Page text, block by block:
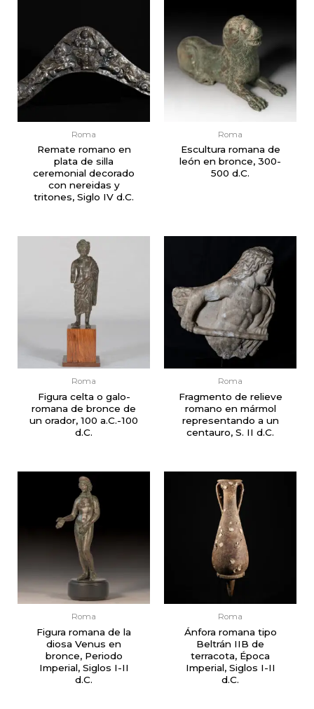
Roma
Remate romano en
plata de silla
ceremonial decorado
con nereidas y
tritones, Siglo IV d.C.
Roma
Escultura romana de
león en bronce, 300-
500 d.C.
Roma
Figura celta o galo-
romana de bronce de
un orador, 100 a.C.-100
d.C.
Roma
Fragmento de relieve
romano en mármol
representando a un
centauro, S. II d.C.
Roma
Figura romana de la
diosa Venus en
bronce, Periodo
Imperial, Siglos I-II
d.C.
Roma
Ánfora romana tipo
Beltrán IIB de
terracota, Época
Imperial, Siglos I-II
d.C.